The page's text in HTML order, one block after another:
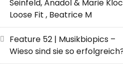
Seinfeld, Anadol & Marie
Loose Fit , Beatrice M
Feature 52 | Musikbiopics –
Wieso sind sie so